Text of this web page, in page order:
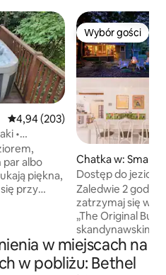
Wybór gości
Średnia ocena: 4,94 na 5, liczba
4,94 (203)
•
par albo
piękna,
przy
się otwartą
Wybór gości
Wybór gości
Chatka w:
Dostęp do jeziora
do pływania –
Zaledwie 2
zatrzymaj się w
„The Original
skandynawskim
do jeziora,
wiosłowania i
Przyjedź, aby
w miejscach na
w pobliżu: Bethel